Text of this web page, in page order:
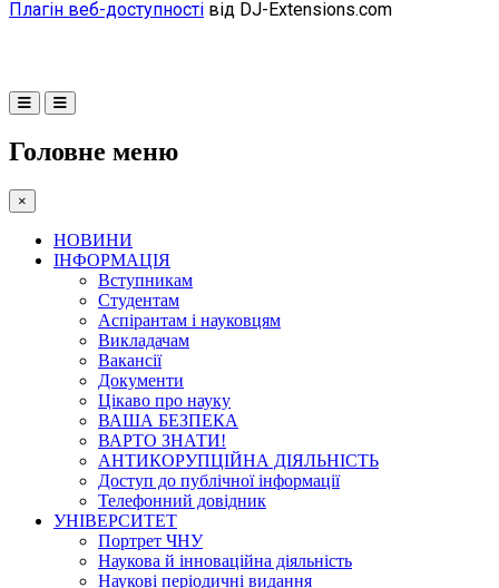
Плагін веб-доступності від DJ-Extensions.com
Головне меню
×
НОВИНИ
ІНФОРМАЦІЯ
Вступникам
Студентам
Аспірантам і науковцям
Викладачам
Вакансії
Документи
Цікаво про науку
ВАША БЕЗПЕКА
ВАРТО ЗНАТИ!
АНТИКОРУПЦІЙНА ДІЯЛЬНІСТЬ
Доступ до публічної інформації
Телефонний довідник
УНІВЕРСИТЕТ
Портрет ЧНУ
Наукова й інноваційна діяльність
Наукові періодичні видання